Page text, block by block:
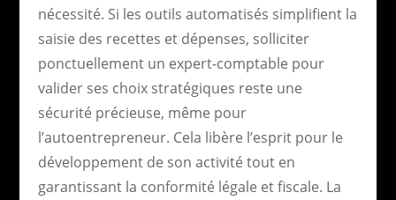
nécessité. Si les outils automatisés simplifient la
saisie des recettes et dépenses, solliciter
ponctuellement un expert-comptable pour
valider ses choix stratégiques reste une
sécurité précieuse, même pour
l’autoentrepreneur. Cela libère l’esprit pour le
développement de son activité tout en
garantissant la conformité légale et fiscale. La